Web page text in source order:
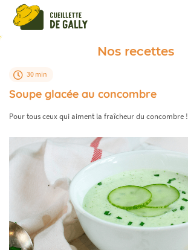
Nos recettes
30 min
Soupe glacée au concombre
Pour tous ceux qui aiment la fraîcheur du concombre !
Panneau de gestion des cookies